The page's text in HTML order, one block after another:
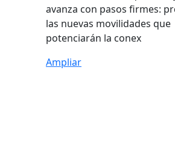
avanza con pasos firmes:
las nuevas movilidades que
potenciarán la conex
Ampliar